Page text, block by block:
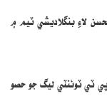
لاءِ بنگلاديشي ٽيم ۾
ٽي ٽوئنٽي ليگ جو حصو